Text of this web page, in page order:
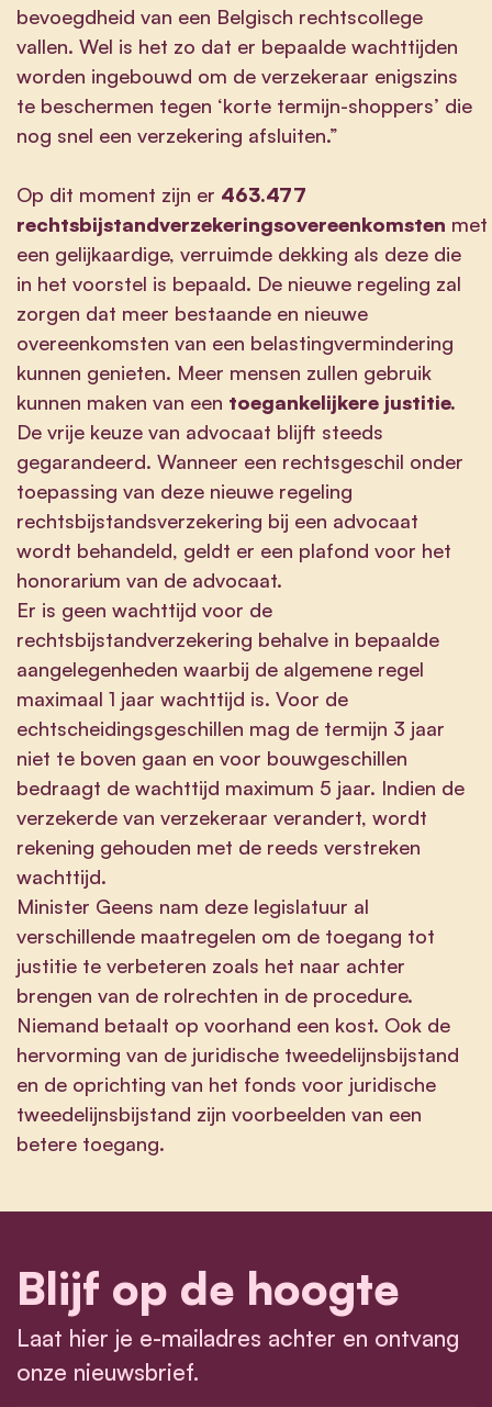
bevoegdheid van een Belgisch rechtscollege
vallen. Wel is het zo dat er bepaalde wachttijden
worden ingebouwd om de verzekeraar enigszins
te beschermen tegen ‘korte termijn-shoppers’ die
nog snel een verzekering afsluiten.”
Op dit moment zijn er 463.477
rechtsbijstandverzekeringsovereenkomsten met
een gelijkaardige, verruimde dekking als deze die
in het voorstel is bepaald. De nieuwe regeling zal
zorgen dat meer bestaande en nieuwe
overeenkomsten van een belastingvermindering
kunnen genieten. Meer mensen zullen gebruik
kunnen maken van een toegankelijkere justitie.
De vrije keuze van advocaat blijft steeds
gegarandeerd. Wanneer een rechtsgeschil onder
toepassing van deze nieuwe regeling
rechtsbijstandsverzekering bij een advocaat
wordt behandeld, geldt er een plafond voor het
honorarium van de advocaat.
Er is geen wachttijd voor de
rechtsbijstandverzekering behalve in bepaalde
aangelegenheden waarbij de algemene regel
maximaal 1 jaar wachttijd is. Voor de
echtscheidingsgeschillen mag de termijn 3 jaar
niet te boven gaan en voor bouwgeschillen
bedraagt de wachttijd maximum 5 jaar. Indien de
verzekerde van verzekeraar verandert, wordt
rekening gehouden met de reeds verstreken
wachttijd.
Minister Geens nam deze legislatuur al
verschillende maatregelen om de toegang tot
justitie te verbeteren zoals het naar achter
brengen van de rolrechten in de procedure.
Niemand betaalt op voorhand een kost. Ook de
hervorming van de juridische tweedelijnsbijstand
en de oprichting van het fonds voor juridische
tweedelijnsbijstand zijn voorbeelden van een
betere toegang.
Blijf op de hoogte
Laat hier je e-mailadres achter en ontvang
onze nieuwsbrief.